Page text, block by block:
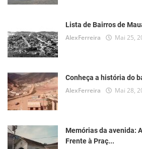
Registrar
Portuguese
Lista de Bairros de
AlexFerreira Mai 25,
Conheça a história do
AlexFerreira Mai 28,
Memórias da avenida:
Frente à Praç...